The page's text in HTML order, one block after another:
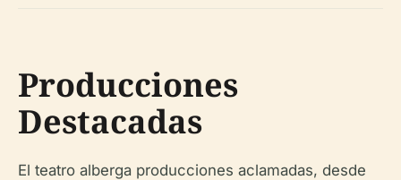
Producciones
Destacadas
El teatro alberga producciones aclamadas, desde